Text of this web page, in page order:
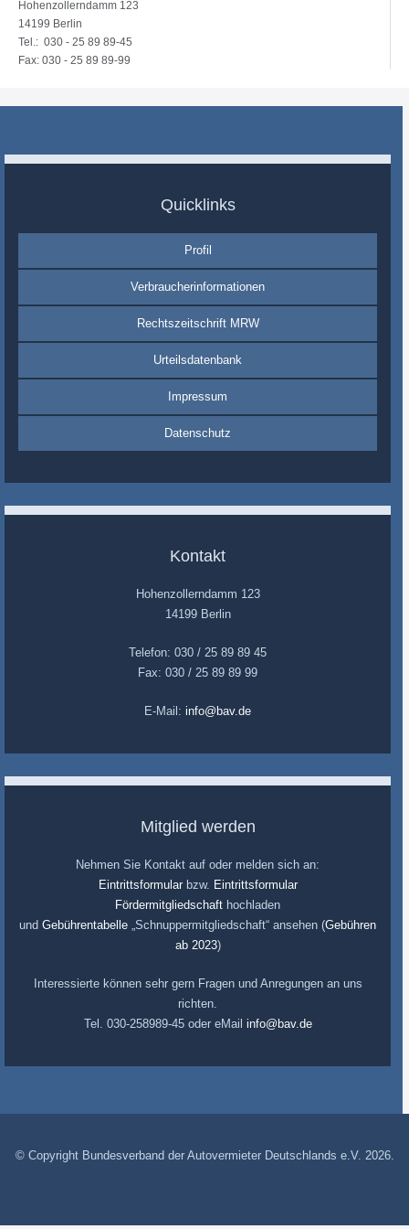
Hohenzollerndamm 123
14199 Berlin
Tel.: 030 - 25 89 89-45
Fax: 030 - 25 89 89-99
Quicklinks
Profil
Verbraucherinformationen
Rechtszeitschrift MRW
Urteilsdatenbank
Impressum
Datenschutz
Kontakt
Hohenzollerndamm 123
14199 Berlin
Telefon: 030 / 25 89 89 45
Fax: 030 / 25 89 89 99
E-Mail: info@bav.de
Mitglied werden
Nehmen Sie Kontakt auf oder melden sich an:
Eintrittsformularbzw. Eintrittsformular
Fördermitgliedschaft hochladen
und Gebührentabelle „Schnuppermitgliedschaft“ ansehen (Gebühren
ab 2023)
Interessierte können sehr gern Fragen und Anregungen an uns
richten.
Tel. 030-258989-45 oder eMail info@bav.de
© Copyright Bundesverband der Autovermieter Deutschlands e.V. 2026.